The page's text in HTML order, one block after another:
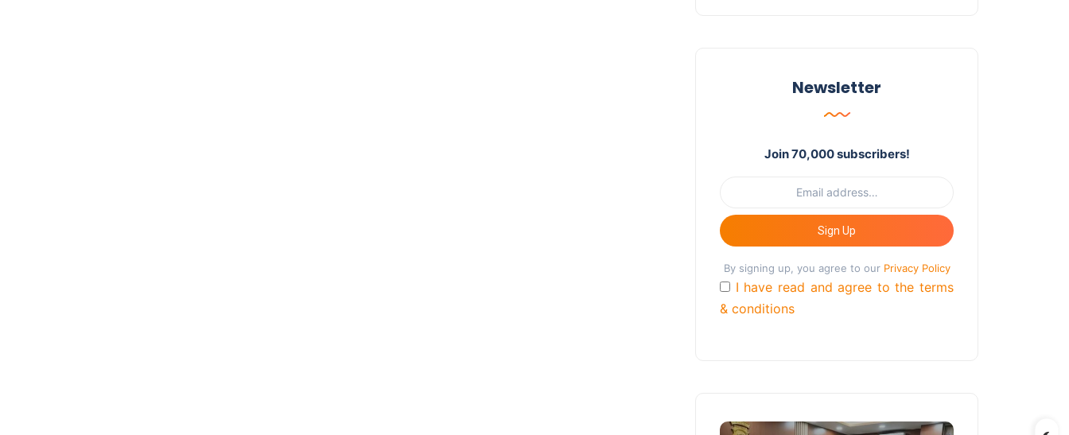
Newsletter
Join 70,000 subscribers!
Sign Up
By signing up, you agree to our Privacy Policy
I have read and agree to the terms
& conditions